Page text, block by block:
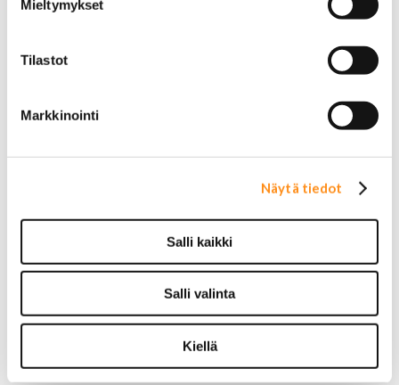
Mieltymykset
Tilastot
Markkinointi
Näytä tiedot
Salli kaikki
Salli valinta
Kiellä
Muut sisustan osat
Valot ja polttimot
Valosarjat
Cadillac
Chevorlet P/U
Chevrolet muut